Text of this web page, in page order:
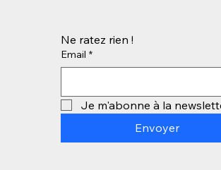
Ne ratez rien !
Email *
Je m'abonne à la
Envoyer